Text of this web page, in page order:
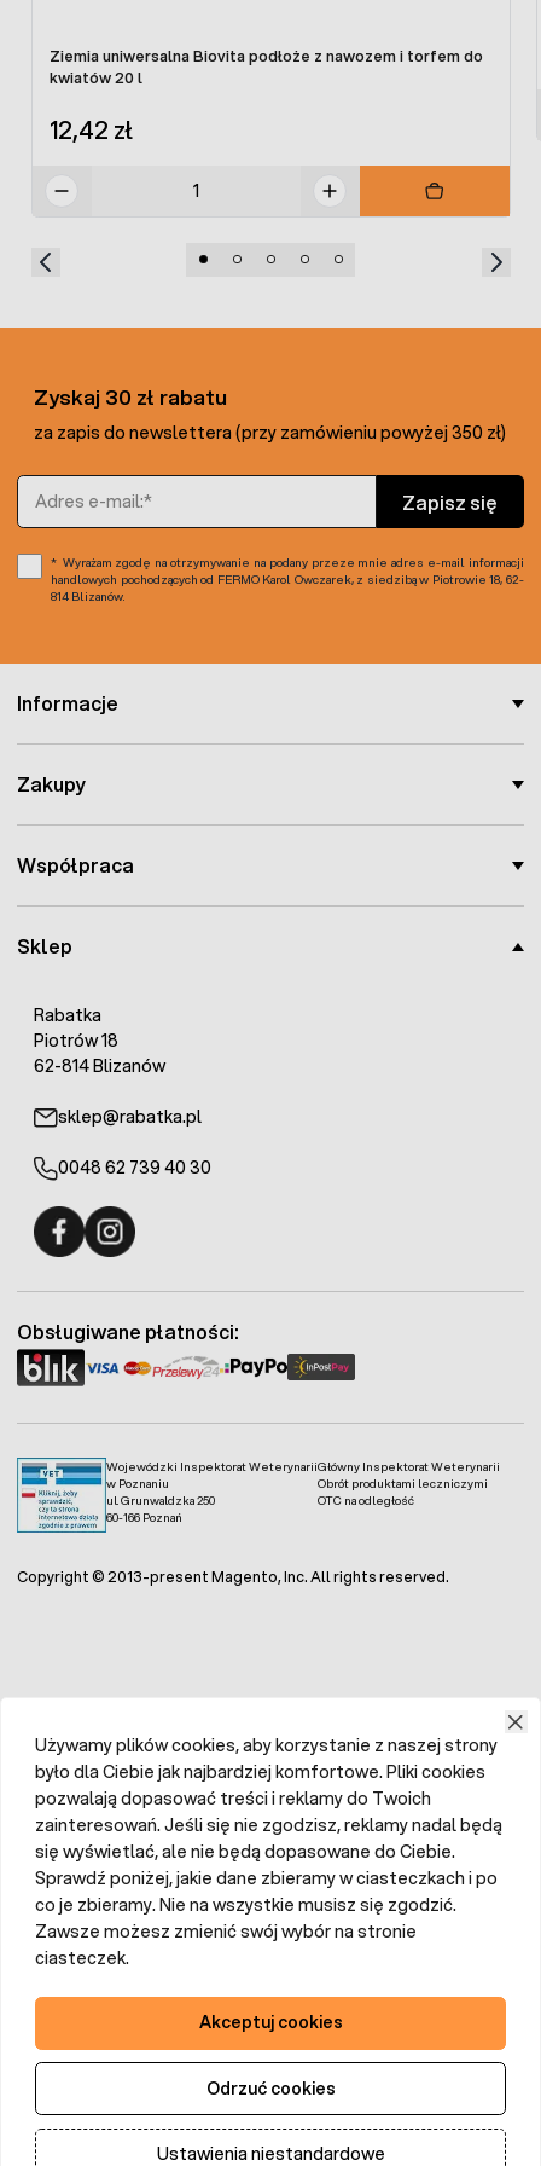
Ziemia uniwersalna Biovita podłoże z nawozem i torfem do
kwiatów 20 l
12,42 zł
Sklep
Rabatka
Piotrów 18
62-814 Blizanów
sklep@rabatka.pl
0048 62 739 40 30
Informacje
Zakupy
Współpraca
Zyskaj 30 zł rabatu
za zapis do newslettera (przy zamówieniu powyżej 350 zł)
Adres e-mail
Zapisz się
Wyrażam zgodę na otrzymywanie na podany przeze mnie adres e-mail informacji
handlowych pochodzących od FERMO Karol Owczarek, z siedzibą w Piotrowie 18, 62-
814 Blizanów.
Wojewódzki Inspektorat Weterynarii
w Poznaniu
ul. Grunwaldzka 250
60-166 Poznań
Główny Inspektorat Weterynarii
Obrót produktami leczniczymi
OTC na odległość
Obsługiwane płatności:
Copyright © 2013-present Magento, Inc. All rights reserved.
Używamy plików cookies, aby korzystanie z naszej strony
było dla Ciebie jak najbardziej komfortowe. Pliki cookies
pozwalają dopasować treści i reklamy do Twoich
zainteresowań. Jeśli się nie zgodzisz, reklamy nadal będą
się wyświetlać, ale nie będą dopasowane do Ciebie.
Sprawdź poniżej, jakie dane zbieramy w ciasteczkach i po
co je zbieramy. Nie na wszystkie musisz się zgodzić.
Zawsze możesz zmienić swój wybór na stronie
ciasteczek.
Akceptuj cookies
Odrzuć cookies
Ustawienia niestandardowe